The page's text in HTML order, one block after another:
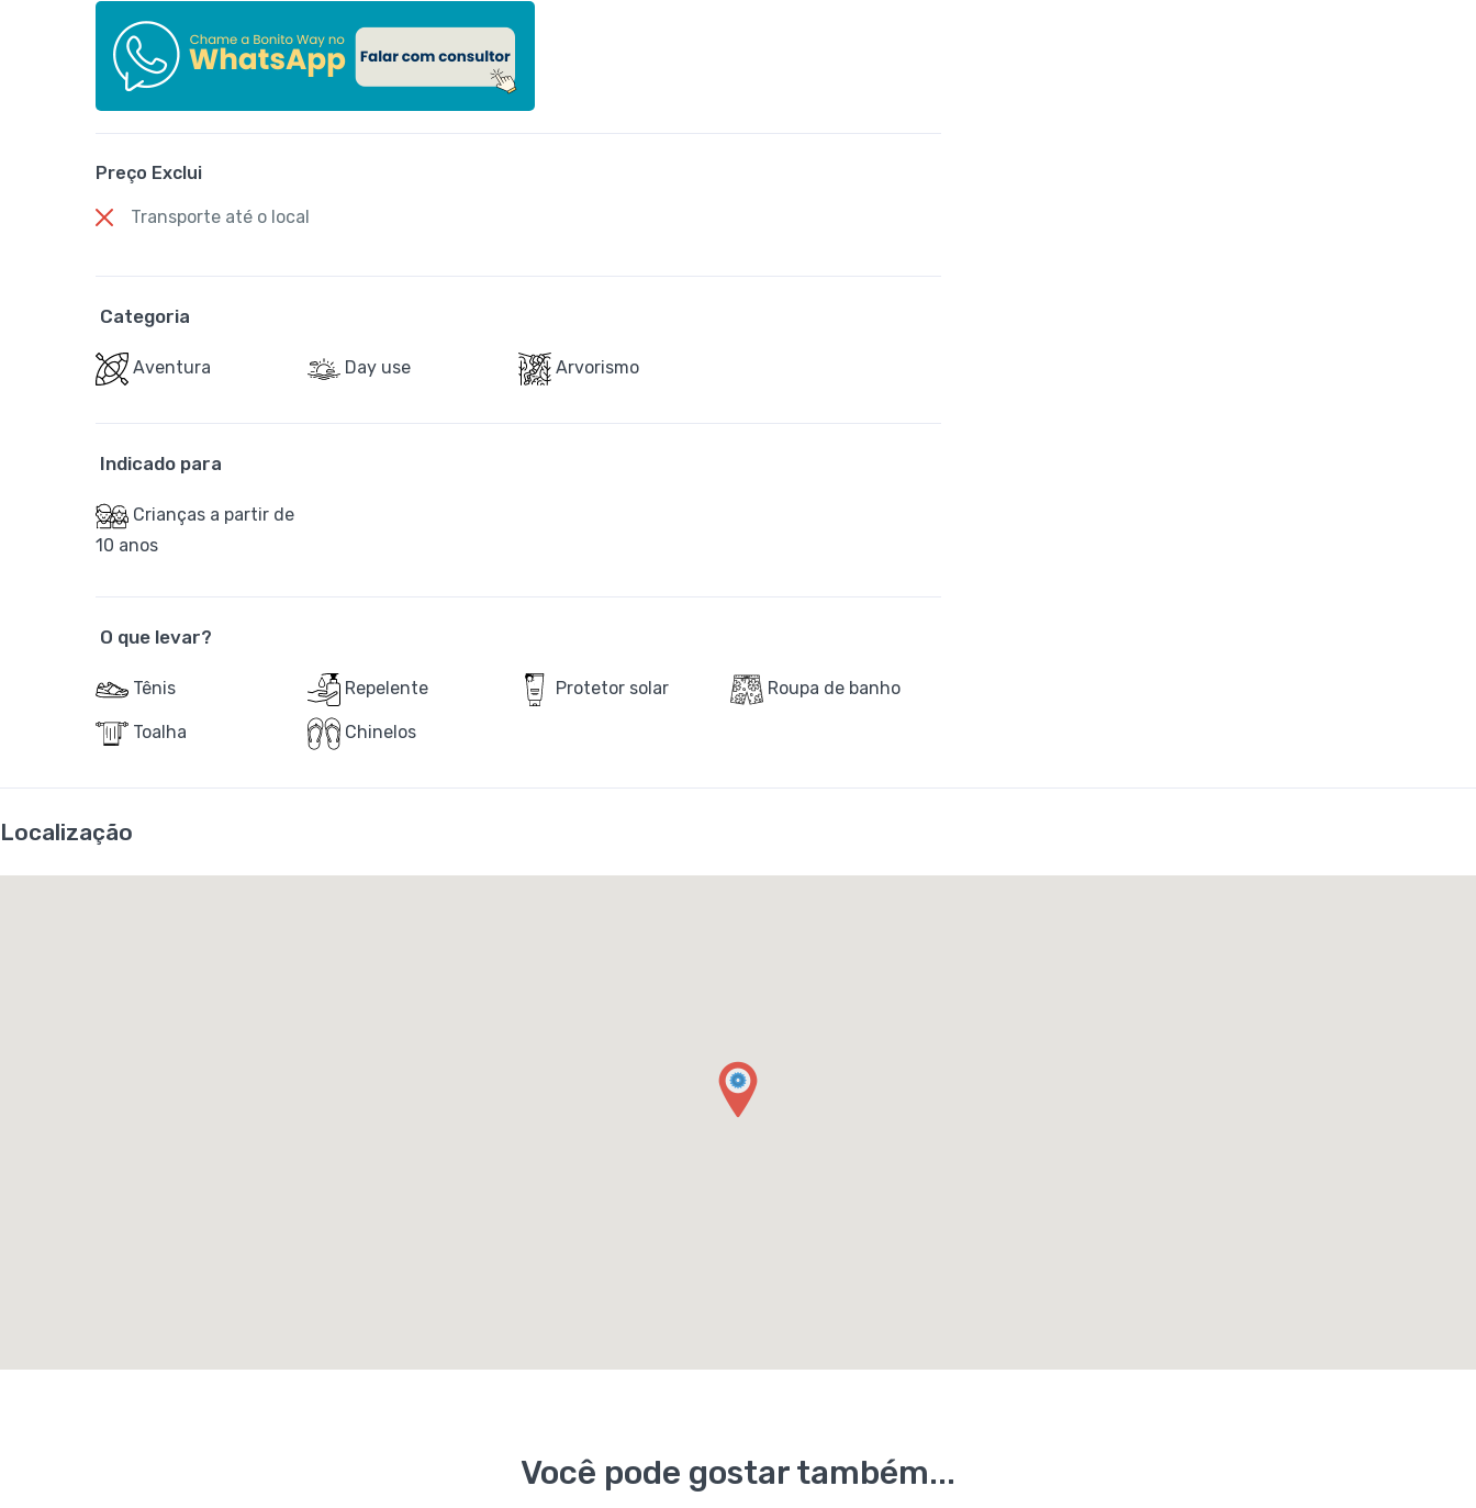
Preço Exclui
Transporte até o local
Categoria
Aventura Day use Arvorismo
Indicado para
Crianças a partir de
10 anos
O que levar?
Tênis Repelente Protetor solar Roupa de banho
Toalha Chinelos
Localização
Você pode gostar também...